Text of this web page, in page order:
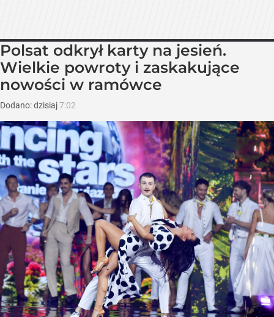
Polsat odkrył karty na jesień.
Wielkie powroty i zaskakujące
nowości w ramówce
Dodano:dzisiaj7:02